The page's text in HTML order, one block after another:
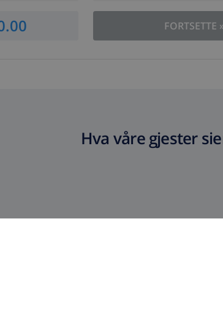
FORTSETTE
Hva våre gjester